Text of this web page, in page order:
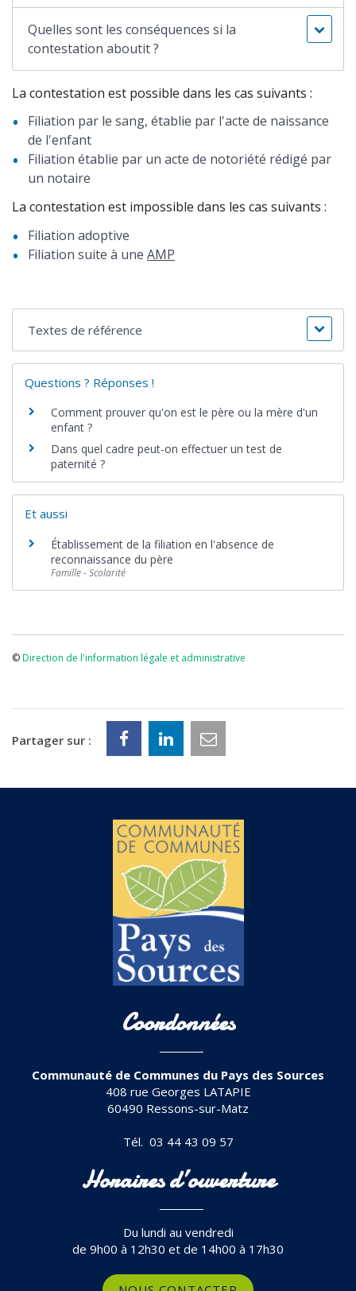
Quelles sont les conséquences si la
contestation aboutit ?
La contestation est possible dans les cas suivants :
Filiation par le sang, établie par l'acte de naissance
de l'enfant
Filiation établie par un acte de notoriété rédigé par
un notaire
La contestation est impossible dans les cas suivants :
Filiation adoptive
Filiation suite à une AMP
Textes de référence
Questions ? Réponses !
Comment prouver qu'on est le père ou la mère d'un
enfant ?
Dans quel cadre peut-on effectuer un test de
paternité ?
Et aussi
Établissement de la filiation en l'absence de
reconnaissance du père
Famille - Scolarité
©Direction de l'information légale et administrative
Partager sur :
Coordonnées
Communauté de Communes du Pays des Sources
408 rue Georges LATAPIE
60490 Ressons-sur-Matz
Tél. 03 44 43 09 57
Horaires d’ouverture
Du lundi au vendredi
de 9h00 à 12h30 et de 14h00 à 17h30